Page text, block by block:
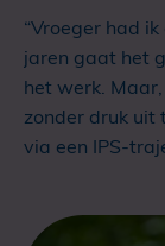
“Vroeger had
jaren gaat het
het werk.
zonder druk uit
via een IPS-